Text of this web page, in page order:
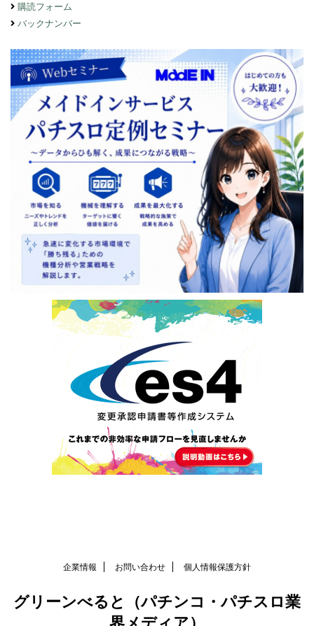
購読フォーム
バックナンバー
企業情報 お問い合わせ 個人情報保護方針
グリーンべると（パチンコ・パチスロ業